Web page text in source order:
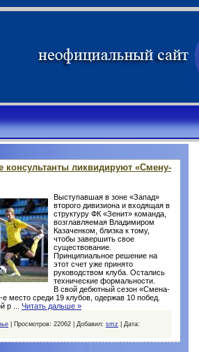
консультанты ликвидируют «Смену-
Выступавшая в зоне «Запад»
второго дивизиона и входящая в
структуру ФК «Зенит» команда,
возглавляемая Владимиром
Казаченком, близка к тому,
чтобы завершить свое
существование.
Принципиальное решение на
этот счет уже принято
руководством клуба. Остались
технические формальности.
В свой дебютный сезон «Смена-
е место среди 19 клубов, одержав 10 побед.
р
Читать дальше »
Просмотров: 22062 Добавил: smz
Дата: